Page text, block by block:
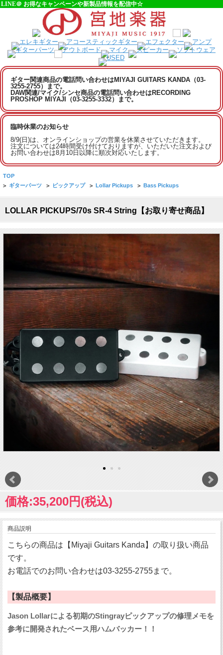
LINE＠ お得なキャンペーンや新製品情報を配信中☆
ギター関連商品の電話問い合わせはMIYAJI GUITARS KANDA（03-
3255-2755）まで。
DAW関連/マイク/シンセ商品の電話問い合わせはRECORDING
PROSHOP MIYAJI（03-3255-3332）まで。
臨時休業のお知らせ
8/9(日)は、オンラインショップの営業を休業させていただきます。
注文については24時間受け付けておりますが、いただいた注文および
お問い合わせは8月10日以降に順次対応いたします。
TOP
> ギターパーツ > ピックアップ > Lollar Pickups > Bass Pickups
LOLLAR PICKUPS/70s SR-4 String【お取り寄せ商品】
価格:35,200円(税込)
商品説明
こちらの商品は【Miyaji Guitars Kanda】の取り扱い商品
です。
お電話でのお問い合わせは03-3255-2755まで。
【製品概要】
Jason Lollarによる初期のStingrayピックアップの修理メモを
参考に開発されたベース用ハムバッカー！！